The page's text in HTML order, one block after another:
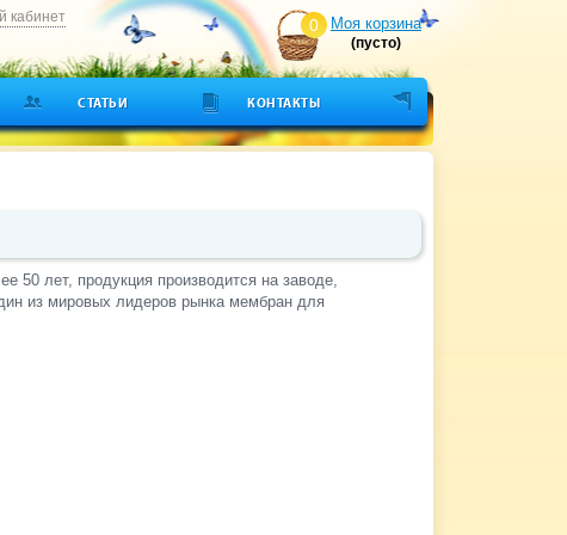
кабинет 0 Моя корзина
(пусто)
СТАТЬИ КОНТАКТЫ
50 лет, продукция производится на заводе,
из мировых лидеров рынка мембран для